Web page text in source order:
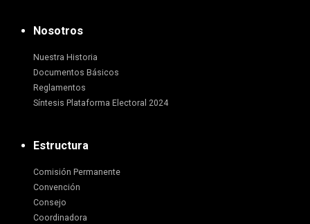
Nosotros
Nuestra Historia
Documentos Básicos
Reglamentos
Síntesis Plataforma Electoral 2024
Estructura
Comisión Permanente
Convención
Consejo
Coordinadora